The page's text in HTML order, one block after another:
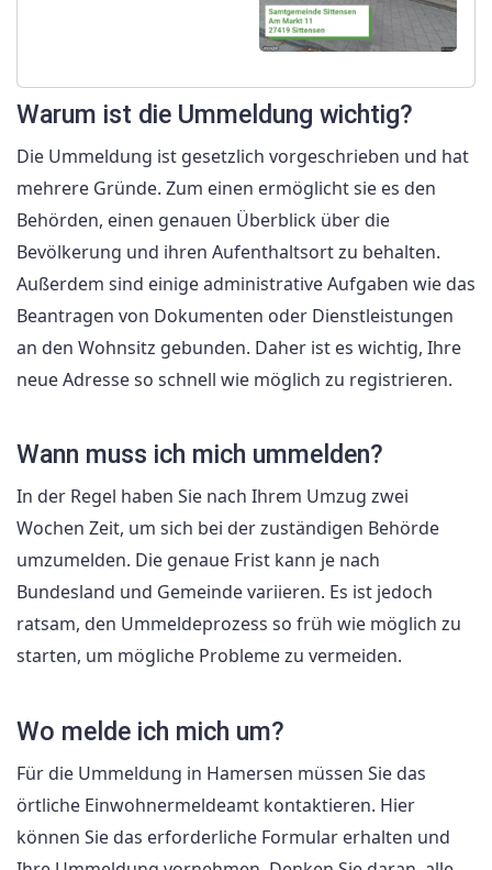
Warum ist die Ummeldung wichtig?
Die Ummeldung ist gesetzlich vorgeschrieben und hat
mehrere Gründe. Zum einen ermöglicht sie es den
Behörden, einen genauen Überblick über die
Bevölkerung und ihren Aufenthaltsort zu behalten.
Außerdem sind einige administrative Aufgaben wie das
Beantragen von Dokumenten oder Dienstleistungen
an den Wohnsitz gebunden. Daher ist es wichtig, Ihre
neue Adresse so schnell wie möglich zu registrieren.
Wann muss ich mich ummelden?
In der Regel haben Sie nach Ihrem Umzug zwei
Wochen Zeit, um sich bei der zuständigen Behörde
umzumelden. Die genaue Frist kann je nach
Bundesland und Gemeinde variieren. Es ist jedoch
ratsam, den Ummeldeprozess so früh wie möglich zu
starten, um mögliche Probleme zu vermeiden.
Wo melde ich mich um?
Für die Ummeldung in Hamersen müssen Sie das
örtliche Einwohnermeldeamt kontaktieren. Hier
können Sie das erforderliche Formular erhalten und